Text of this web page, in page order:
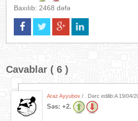
Baxılıb: 2468 dəfə
Cavablar ( 6 )
Araz Ayyubov / . Dərc edilib:A 19/04/
Səs: +2.